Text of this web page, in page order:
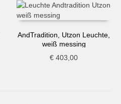
AndTradition, Utzon Leuchte,
weiß messing
€ 403,00